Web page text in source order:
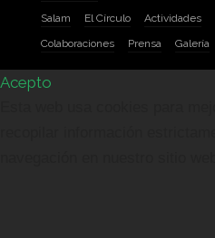
Salam
El Círculo Actividades
Colaboraciones
Prensa Galería
Acepto